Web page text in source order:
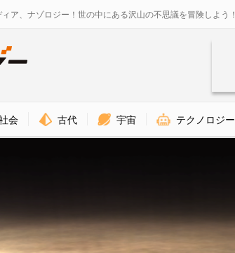
ア、ナゾロジー！世の中にある沢山の不思議を冒険しよう！
会 古代 宇宙 テクノロジー